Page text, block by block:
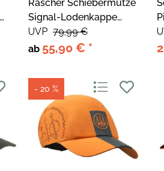
Rascher Schiebermütze
Signal-Lodenkappe
Prestige orange
ab 55,90 € *
UVP 79,99 €
- 20 %